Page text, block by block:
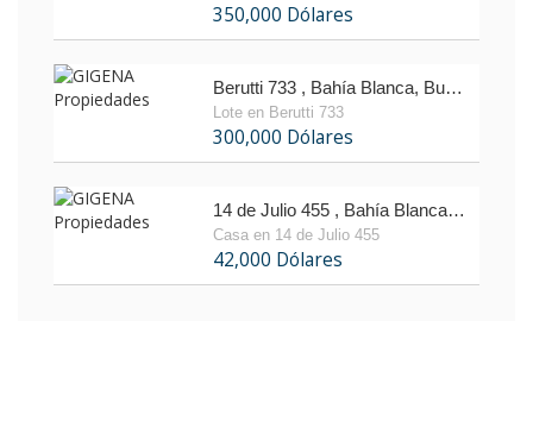
350,000 Dólares
Berutti 733 , Bahía Blanca, Buenos Aires
Lote en Berutti 733
300,000 Dólares
14 de Julio 455 , Bahía Blanca, Buenos Aires
Casa en 14 de Julio 455
42,000 Dólares